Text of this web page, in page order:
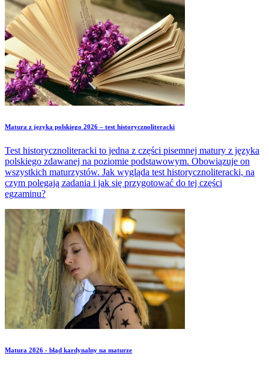
Matura z języka polskiego 2026 – test historycznoliteracki
Test historycznoliteracki to jedna z części pisemnej matury z języka
polskiego zdawanej na poziomie podstawowym. Obowiązuje on
wszystkich maturzystów. Jak wygląda test historycznoliteracki, na
czym polegają zadania i jak się przygotować do tej części
egzaminu?
Matura 2026 - błąd kardynalny na maturze